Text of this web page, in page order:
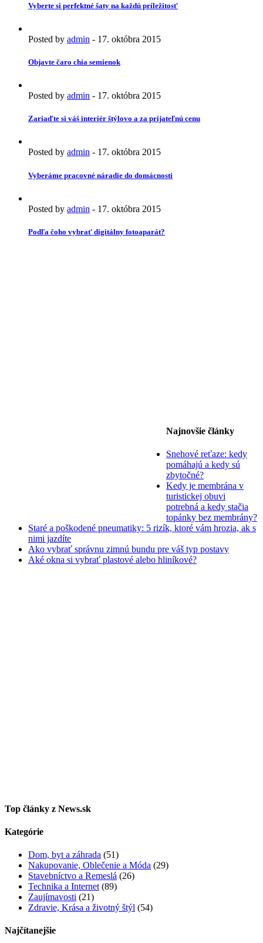
Vyberte si perfektné šaty na každú príležitosť
Posted by admin - 17. októbra 2015
Objavte čaro chia semienok
Posted by admin - 17. októbra 2015
Zariaďte si váš interiér štýlovo a za prijateľnú cenu
Posted by admin - 17. októbra 2015
Vyberáme pracovné náradie do domácnosti
Posted by admin - 17. októbra 2015
Podľa čoho vybrať digitálny fotoaparát?
Najnovšie články
Snehové reťaze: kedy
pomáhajú a kedy sú
zbytočné?
Kedy je membrána v
turistickej obuvi
potrebná a kedy stačia
topánky bez membrány?
Staré a poškodené pneumatiky: 5 rizík, ktoré vám hrozia, ak s
nimi jazdíte
Ako vybrať správnu zimnú bundu pre váš typ postavy
Aké okna si vybrať plastové alebo hliníkové?
Top články z News.sk
Kategórie
Dom, byt a záhrada (51)
Nakupovanie, Oblečenie a Móda (29)
Stavebníctvo a Remeslá (26)
Technika a Internet (89)
Zaujímavosti (21)
Zdravie, Krása a životný štýl (54)
Najčítanejšie